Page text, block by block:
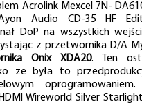
Acrolink Mexcel 7N-
Audio CD-35 HF
DoP na wszystkich
z przetwornika D/A
Onix XDA20. Ten
że była to
Wireworld Silver